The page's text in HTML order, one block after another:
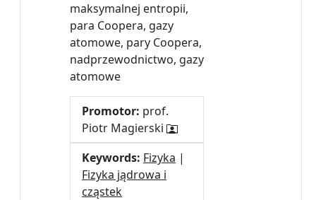
maksymalnej entropii,
para Coopera, gazy
atomowe, pary Coopera,
nadprzewodnictwo, gazy
atomowe
Promotor: prof.
Piotr Magierski
Keywords: Fizyka |
Fizyka jądrowa i
cząstek